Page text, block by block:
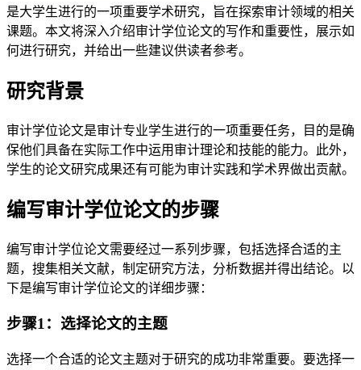
是大学生进行的一项重要学术研究，旨在探索审计领域的相关
课题。本文将深入介绍审计学位论文的写作和重要性，展示如
何进行研究，并给出一些建议供读者参考。
研究背景
审计学位论文是审计专业学生进行的一项重要任务，目的是确
保他们具备在实际工作中运用审计理论和技能的能力。此外，
学生的论文研究成果还有可能为审计实践和学术界做出贡献。
编写审计学位论文的步骤
编写审计学位论文需要经过一系列步骤，包括选择合适的主
题，搜集相关文献，制定研究方法，分析数据并得出结论。以
下是编写审计学位论文的详细步骤：
步骤1：选择论文的主题
选择一个合适的论文主题对于研究的成功非常重要。要选择一